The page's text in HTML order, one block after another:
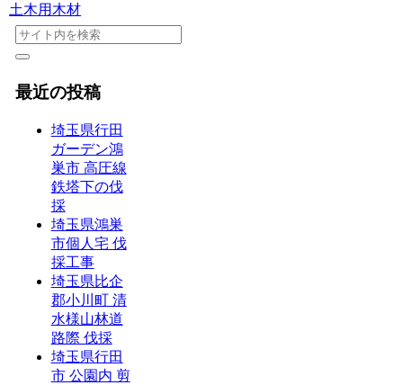
土木用木材
最近の投稿
埼玉県行田
ガーデン鴻
巣市 高圧線
鉄塔下の伐
採
埼玉県鴻巣
市個人宅 伐
採工事
埼玉県比企
郡小川町 清
水様山林道
路際 伐採
埼玉県行田
市 公園内 剪